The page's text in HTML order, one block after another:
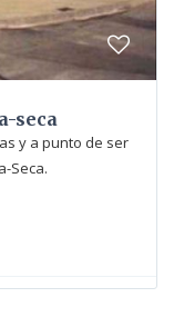
seca
y a punto de ser
Seca.